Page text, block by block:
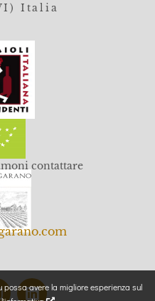
Italia
contattare
possa avere la migliore esperienza sul